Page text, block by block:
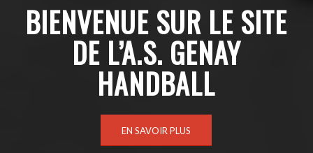
BIENVENUE SUR LE SITE
DE L’A.S. GENAY
HANDBALL
EN SAVOIR PLUS